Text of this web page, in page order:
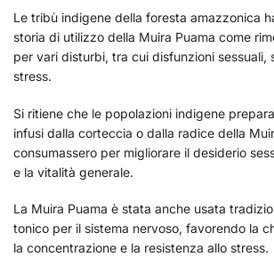
Le tribù indigene della foresta amazzonica
storia di utilizzo della Muira Puama come
per vari disturbi, tra cui disfunzioni sessuali,
stress.
Si ritiene che le popolazioni indigene
infusi dalla corteccia o dalla radice della
consumassero per migliorare il desiderio
e la vitalità generale.
La Muira Puama è stata anche usata
tonico per il sistema nervoso, favorendo la
la concentrazione e la resistenza allo stress.